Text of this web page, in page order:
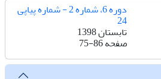
دوره 6، شماره 2 - شماره پیاپی
24
تابستان 1398
صفحه75-86